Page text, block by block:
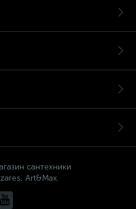
сантехники
Art&Max.